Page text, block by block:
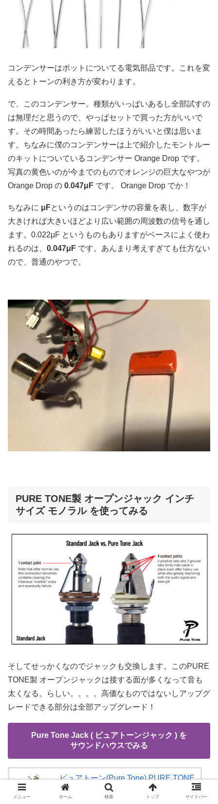
コンデンサーはポットについてる電気部品です。これを変
えるとトーンの利き方が変わります。
で、このコンデンサー。種類がいっぱいあるし全部試すの
は無理だと思うので、やっぱセットで買った方がいいで
す。その時間あったら練習したほうがいいと僕は思いま
す。ちなみに僕のコンデンサーは上で紹介したモントルー
のキットについているコンデンサー Orange Drop です。
写真の黄色いのが今までのものでオレンジの巨大なやつが
Orange Drop の 0.047μF です。 Orange Drop でか！
ちなみに μFというのはコンデンサの容量を表し、数字が
大きければ大きいほどより広い範囲の周波数の信号を通し
ます。0.022μF というものもありますがベースによく使わ
れるのは、 0.047μF です。あんまり考えすぎても仕方ない
ので、普通のやつで。
PURE TONE製 オープンジャック インチ
サイズ モノラル を使ってみる
そしてせっかくなのでジャックも交換します。このPURE
TONE製 オープンジャックは接する面が多くなって音も
太くなる。らしい。。。。高価なものではないしアップグ
レードできる部分は全部アップグレード！
Pure Tone Jack ( ピュアトーンジャック ) を
サウンドハウスでみる
ピュアトーン(Pure Tone) PURE TONE
製 オープンジャック インチサイズ モ
ノラル PTT1
メニュー ホーム 検索 トップ サイドバー